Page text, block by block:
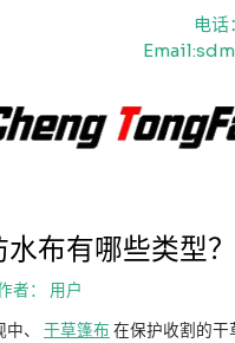
电
布有哪些类型？
者：
用户
中、干草篷布 在保护收割的干